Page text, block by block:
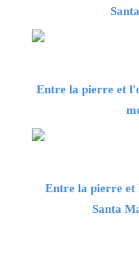
Entre la pierre et
Entre la pierre et
Santa